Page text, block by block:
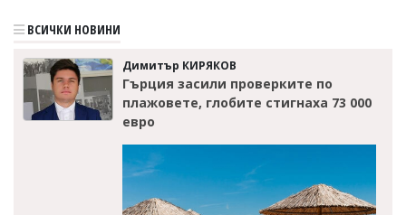
ВСИЧКИ НОВИНИ
Димитър КИРЯКОВ
Гърция засили проверките по
плажовете, глобите стигнаха 73 000
евро